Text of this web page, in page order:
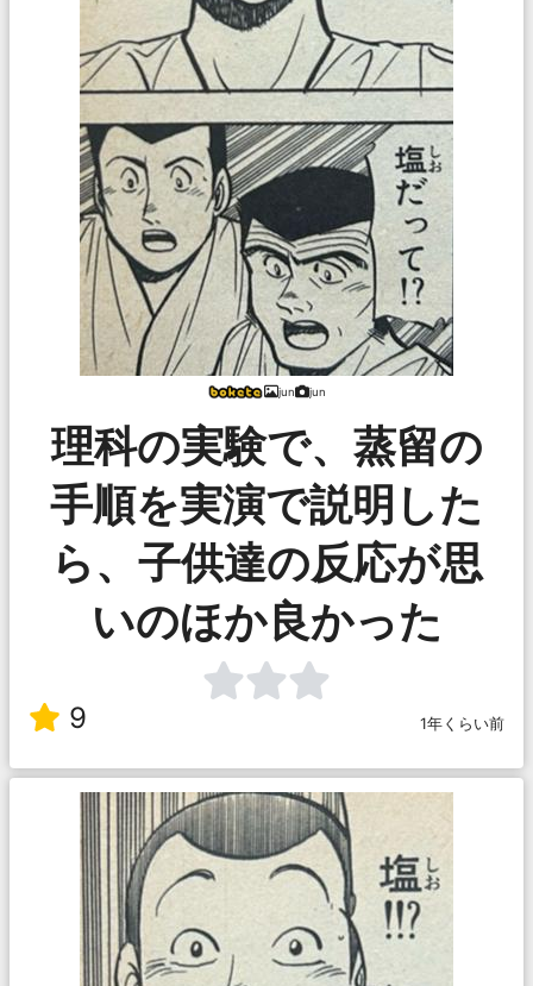
jun jun
理科の実験で、蒸留の
手順を実演で説明した
ら、子供達の反応が思
いのほか良かった
9 1年くらい前